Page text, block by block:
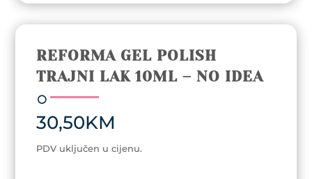
REFORMA GEL POLISH
TRAJNI LAK 10ML – NO IDEA
30,50KM
PDV uključen u cijenu.